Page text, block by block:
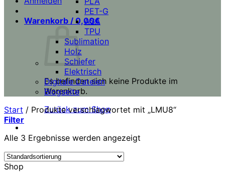
Warenkorb / 0,00€
Es befinden sich keine Produkte im
Warenkorb.
Zurück zum Shop
PET-G
ASA
TPU
Sublimation
Holz
Schiefer
Elektrisch
Digitale Dateien
Blogseite
Start / Produkte verschlagwortet mit „LMU8“
Filter
Alle 3 Ergebnisse werden angezeigt
Shop